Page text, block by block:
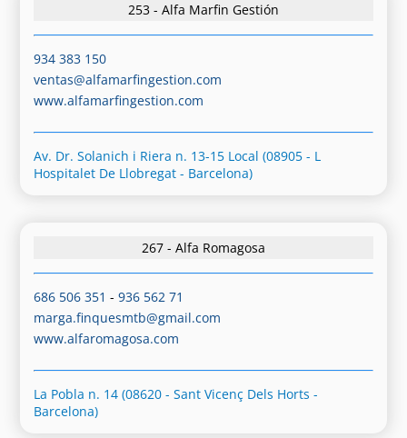
253 - Alfa Marfin Gestión
934 383 150
ventas@alfamarfingestion.com
www.alfamarfingestion.com
Av. Dr. Solanich i Riera n. 13-15 Local (08905 - L
Hospitalet De Llobregat - Barcelona)
267 - Alfa Romagosa
686 506 351 -936 562 71
marga.finquesmtb@gmail.com
www.alfaromagosa.com
La Pobla n. 14 (08620 - Sant Vicenç Dels Horts -
Barcelona)